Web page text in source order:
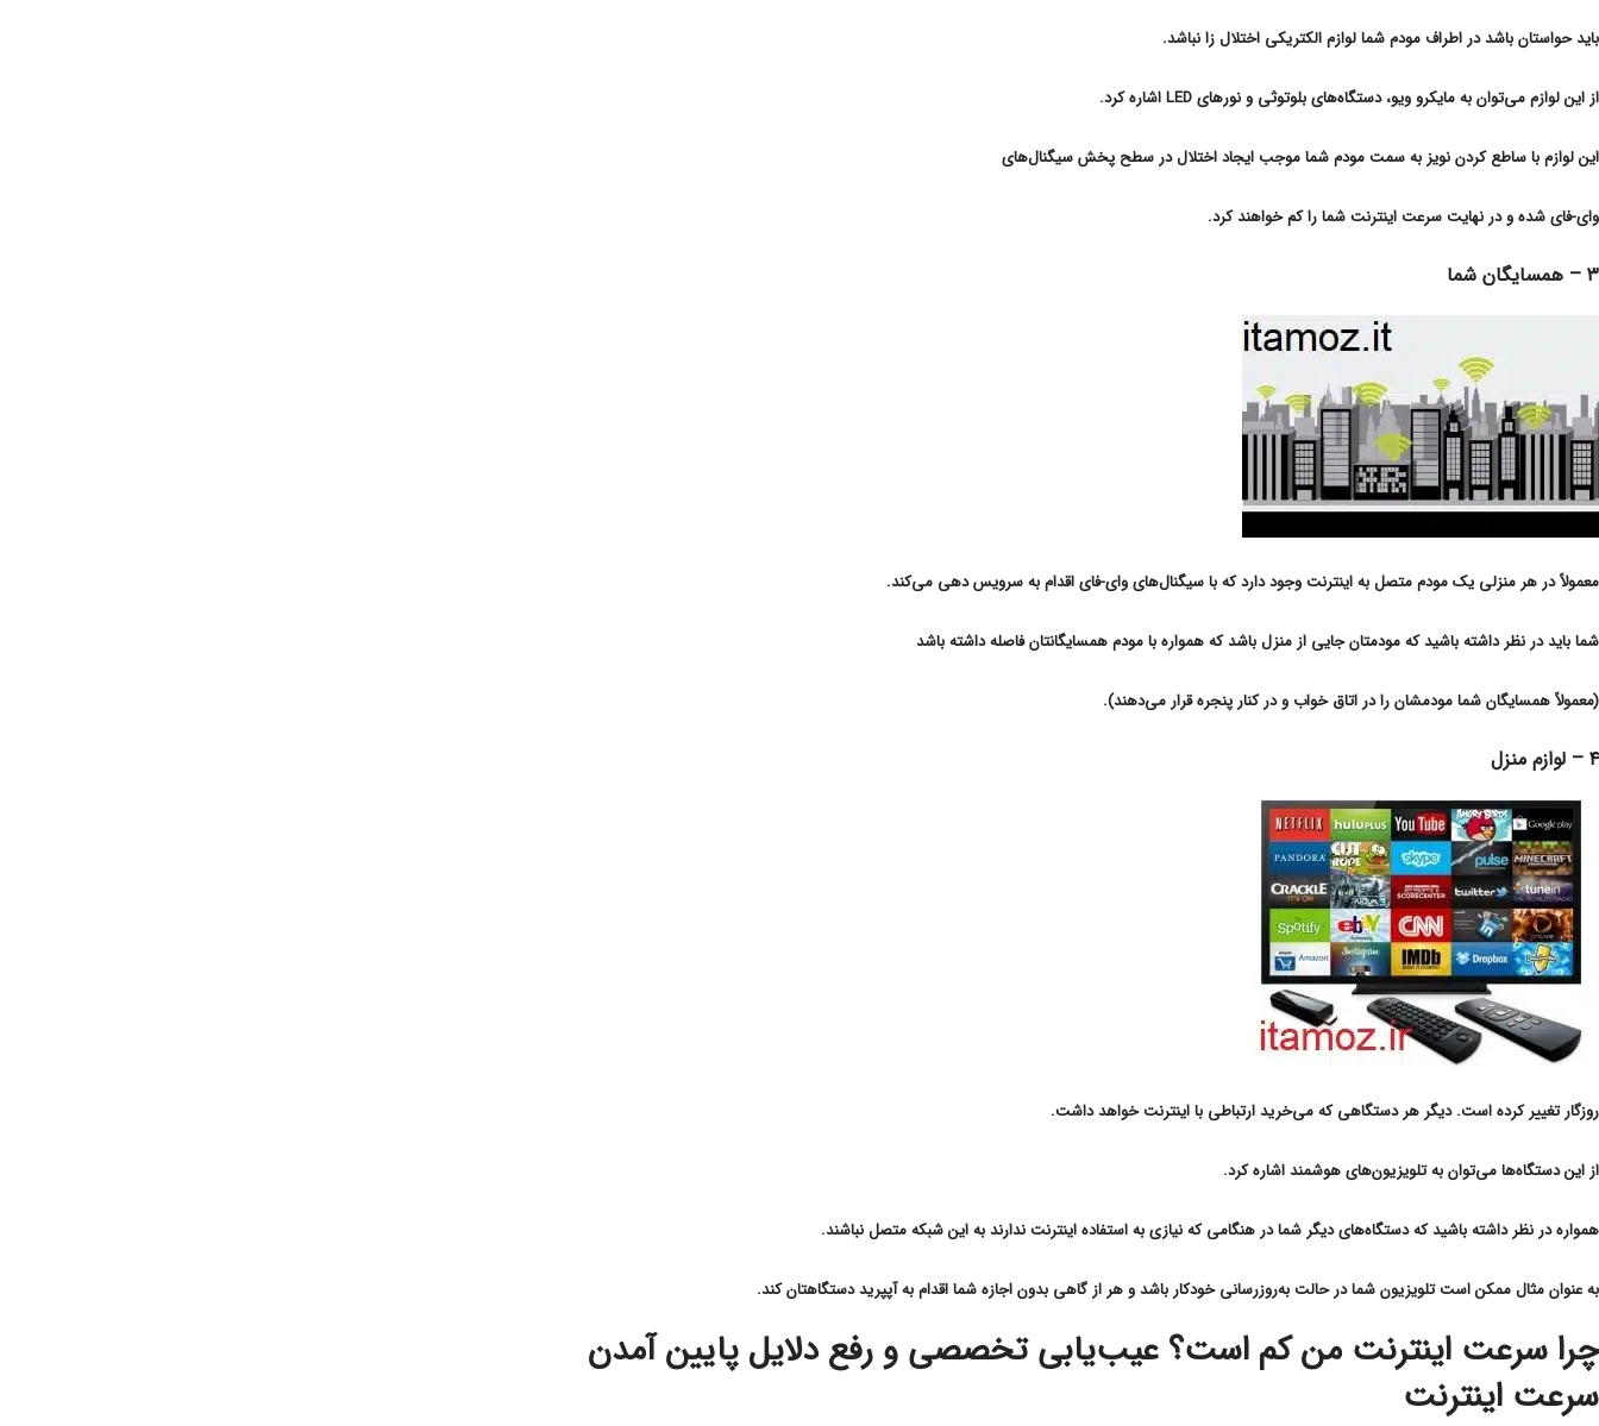
باید حواستان باشد در اطراف مودم شما لوازم الکتریکی اختلال زا نباشد.
از این لوازم می‌توان به مایکرو ویو، دستگاه‌های بلوتوثی و نورهای LED اشاره کرد.
این لوازم با ساطع کردن نویز به سمت مودم شما موجب ایجاد اختلال در سطح پخش سیگنال‌های
وای-فای شده و در نهایت سرعت اینترنت شما را کم خواهند کرد.
۳ – همسایگان شما
معمولاً در هر منزلی یک مودم متصل به اینترنت وجود دارد که با سیگنال‌های وای-فای اقدام به سرویس دهی می‌کند.
شما باید در نظر داشته باشید که مودمتان جایی از منزل باشد که همواره با مودم‌ همسایگانتان فاصله داشته باشد
(معمولاً همسایگان شما مودمشان را در اتاق خواب و در کنار پنجره قرار می‌دهند).
۴ – لوازم منزل
روزگار تغییر کرده است. دیگر هر دستگاهی که می‌خرید ارتباطی با اینترنت خواهد داشت.
از این دستگاه‌ها می‌توان به تلویزیون‌های هوشمند اشاره کرد.
همواره در نظر داشته باشید که دستگاه‌های دیگر شما در هنگامی که نیازی به استفاده اینترنت ندارند به این شبکه متصل نباشند.
به عنوان مثال ممکن است تلویزیون شما در حالت به‌روزرسانی خودکار باشد و هر از گاهی بدون اجازه شما اقدام به آپپرید دستگاهتان کند.
چرا سرعت اینترنت من کم است؟ عیب‌یابی تخصصی و رفع دلایل پایین آمدن
سرعت اینترنت